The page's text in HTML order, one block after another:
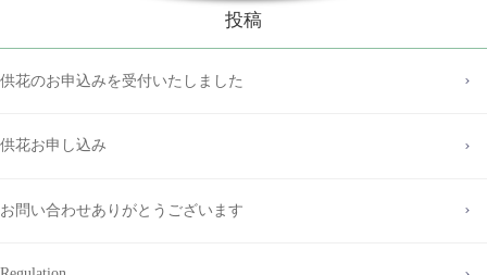
投稿
供花のお申込みを受付いたしました
供花お申し込み
お問い合わせありがとうございます